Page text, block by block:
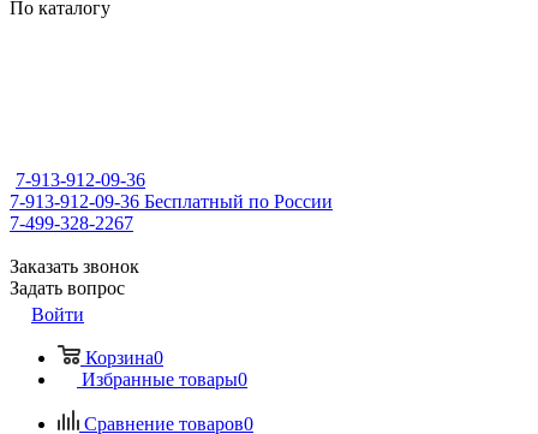
По каталогу
7-913-912-09-36
7-913-912-09-36 Бесплатный по России
7-499-328-2267
Заказать звонок
Задать вопрос
Войти
Корзина0
Избранные товары0
Сравнение товаров0